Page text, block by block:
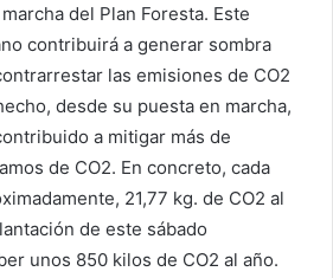
del Plan Foresta. Este
contribuirá a generar sombra
las emisiones de CO2
desde su puesta en marcha,
a mitigar más de
de CO2. En concreto, cada
21,77 kg. de CO2 al
de este sábado
unos 850 kilos de CO2 al año.